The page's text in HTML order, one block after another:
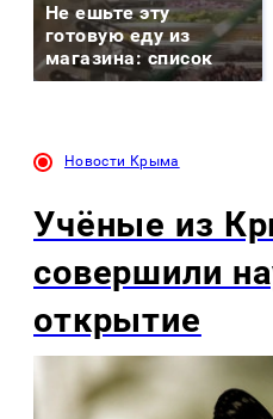
Не ешьте эту
готовую еду из
магазина: список
Новости Крыма
Учёные из
совершили
открытие